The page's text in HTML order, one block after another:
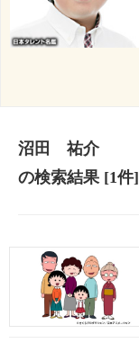
沼田 祐介
の検索結果[1件]